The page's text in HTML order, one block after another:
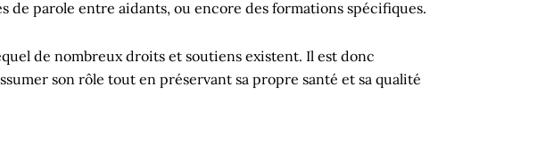
de parole entre aidants, ou encore des formations spécifiques.
de nombreux droits et soutiens existent. Il est donc
son rôle tout en préservant sa propre santé et sa qualité